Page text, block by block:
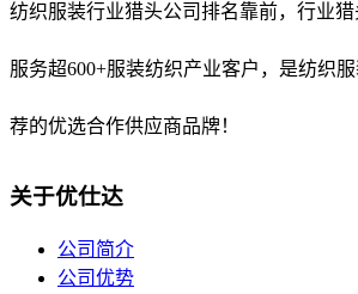
纺织服装行业猎头公司排名靠前， 行业猎
服务超600+服装纺织产业客户，是纺织
荐的优选合作供应商品牌！
关于优仕达
公司简介
公司优势